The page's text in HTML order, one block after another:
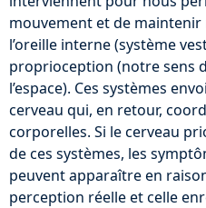
mouvement et de
l’oreille interne (système
proprioception (notre sens
l’espace). Ces systèmes
cerveau qui, en retour,
corporelles. Si le cerveau
de ces systèmes, les
peuvent apparaître en
perception réelle et celle